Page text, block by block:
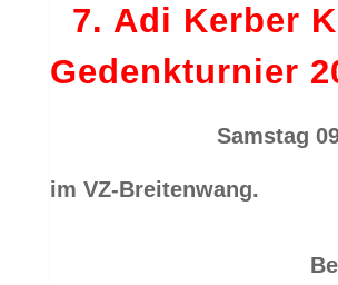
7. Adi Kerber
Gedenkturnier
Samstag
im VZ-Breitenwang.